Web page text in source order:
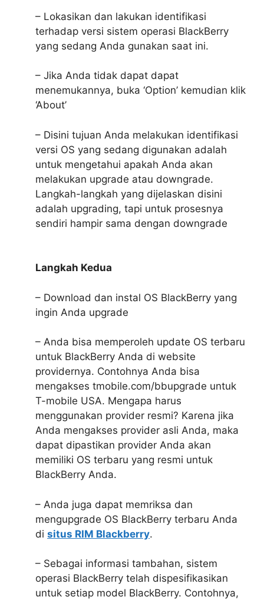
– Lokasikan dan lakukan identifikasi
terhadap versi sistem operasi BlackBerry
yang sedang Anda gunakan saat ini.
– Jika Anda tidak dapat dapat
menemukannya, buka ‘Option’ kemudian klik
‘About’
– Disini tujuan Anda melakukan identifikasi
versi OS yang sedang digunakan adalah
untuk mengetahui apakah Anda akan
melakukan upgrade atau downgrade.
Langkah-langkah yang dijelaskan disini
adalah upgrading, tapi untuk prosesnya
sendiri hampir sama dengan downgrade
Langkah Kedua
– Download dan instal OS BlackBerry yang
ingin Anda upgrade
– Anda bisa memperoleh update OS terbaru
untuk BlackBerry Anda di website
providernya. Contohnya Anda bisa
mengakses tmobile.com/bbupgrade untuk
T-mobile USA. Mengapa harus
menggunakan provider resmi? Karena jika
Anda mengakses provider asli Anda, maka
dapat dipastikan provider Anda akan
memiliki OS terbaru yang resmi untuk
BlackBerry Anda.
– Anda juga dapat memriksa dan
mengupgrade OS BlackBerry terbaru Anda
di situs RIM Blackberry.
– Sebagai informasi tambahan, sistem
operasi BlackBerry telah dispesifikasikan
untuk setiap model BlackBerry. Contohnya,